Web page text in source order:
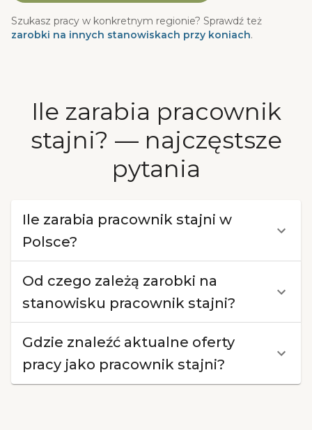
Szukasz pracy w konkretnym regionie? Sprawdź też
zarobki na innych stanowiskach przy koniach.
Ile zarabia pracownik
stajni? — najczęstsze
pytania
Ile zarabia pracownik stajni w
Polsce?
Od czego zależą zarobki na
stanowisku pracownik stajni?
Gdzie znaleźć aktualne oferty
pracy jako pracownik stajni?